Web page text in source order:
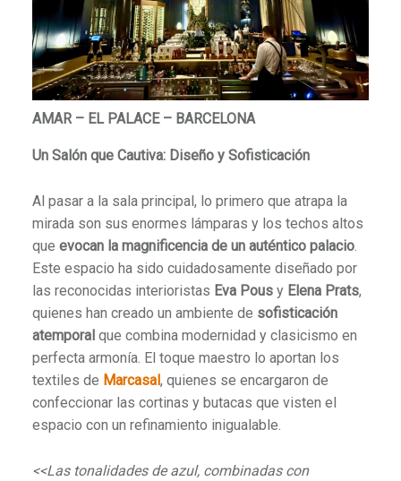
AMAR – EL PALACE – BARCELONA
Un Salón que Cautiva: Diseño y Sofisticación
Al pasar a la sala principal, lo primero que atrapa la
mirada son sus enormes lámparas y los techos altos
que evocan la magnificencia de un auténtico palacio.
Este espacio ha sido cuidadosamente diseñado por
las reconocidas interioristas Eva Pousy Elena Prats,
quienes han creado un ambiente de sofisticación
atemporalque combina modernidad y clasicismo en
perfecta armonía. El toque maestro lo aportan los
textiles de Marcasal, quienes se encargaron de
confeccionar las cortinas y butacas que visten el
espacio con un refinamiento inigualable.
<<Las tonalidades de azul, combinadas con